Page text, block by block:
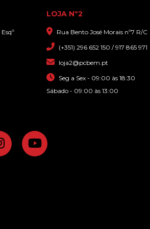
PLUS
LOJA Nº2
Rua Bento José Morais nº7 R/C
(+351) 296 652 150 / 917 865 971
loja2@pcbem.pt
Seg a Sex - 09:00 às 18:30
Sábado - 09:00 às 13:00